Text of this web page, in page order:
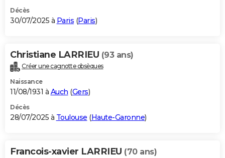
Décès
30/07/2025 à Paris (Paris)
Christiane LARRIEU (93 ans)
Créer une cagnotte obsèques
Naissance
11/08/1931 à Auch (Gers)
Décès
28/07/2025 à Toulouse (Haute-Garonne)
Francois-xavier LARRIEU (70 ans)